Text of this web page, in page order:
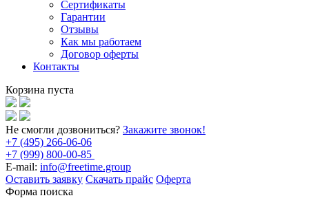
Сертификаты
Гарантии
Отзывы
Как мы работаем
Договор оферты
Контакты
Корзина пуста
Не смогли дозвониться? Закажите звонок!
+7 (495) 266-06-06
+7 (999) 800-00-85
E-mail: info@freetime.group
Оставить заявку Скачать прайс Оферта
Форма поиска